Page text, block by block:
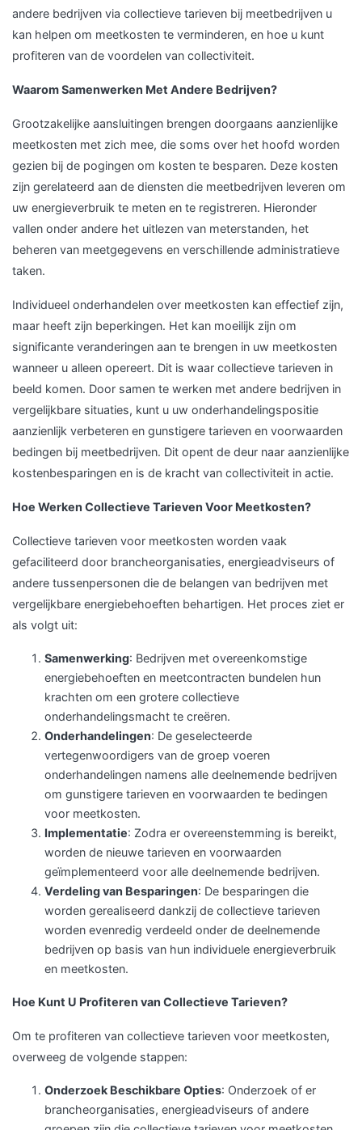
andere bedrijven via collectieve tarieven bij meetbedrijven u
kan helpen om meetkosten te verminderen, en hoe u kunt
profiteren van de voordelen van collectiviteit.
Waarom Samenwerken Met Andere Bedrijven?
Grootzakelijke aansluitingen brengen doorgaans aanzienlijke
meetkosten met zich mee, die soms over het hoofd worden
gezien bij de pogingen om kosten te besparen. Deze kosten
zijn gerelateerd aan de diensten die meetbedrijven leveren om
uw energieverbruik te meten en te registreren. Hieronder
vallen onder andere het uitlezen van meterstanden, het
beheren van meetgegevens en verschillende administratieve
taken.
Individueel onderhandelen over meetkosten kan effectief zijn,
maar heeft zijn beperkingen. Het kan moeilijk zijn om
significante veranderingen aan te brengen in uw meetkosten
wanneer u alleen opereert. Dit is waar collectieve tarieven in
beeld komen. Door samen te werken met andere bedrijven in
vergelijkbare situaties, kunt u uw onderhandelingspositie
aanzienlijk verbeteren en gunstigere tarieven en voorwaarden
bedingen bij meetbedrijven. Dit opent de deur naar aanzienlijke
kostenbesparingen en is de kracht van collectiviteit in actie.
Hoe Werken Collectieve Tarieven Voor Meetkosten?
Collectieve tarieven voor meetkosten worden vaak
gefaciliteerd door brancheorganisaties, energieadviseurs of
andere tussenpersonen die de belangen van bedrijven met
vergelijkbare energiebehoeften behartigen. Het proces ziet er
als volgt uit:
Samenwerking: Bedrijven met overeenkomstige
energiebehoeften en meetcontracten bundelen hun
krachten om een grotere collectieve
onderhandelingsmacht te creëren.
Onderhandelingen: De geselecteerde
vertegenwoordigers van de groep voeren
onderhandelingen namens alle deelnemende bedrijven
om gunstigere tarieven en voorwaarden te bedingen
voor meetkosten.
Implementatie: Zodra er overeenstemming is bereikt,
worden de nieuwe tarieven en voorwaarden
geïmplementeerd voor alle deelnemende bedrijven.
Verdeling van Besparingen: De besparingen die
worden gerealiseerd dankzij de collectieve tarieven
worden evenredig verdeeld onder de deelnemende
bedrijven op basis van hun individuele energieverbruik
en meetkosten.
Hoe Kunt U Profiteren van Collectieve Tarieven?
Om te profiteren van collectieve tarieven voor meetkosten,
overweeg de volgende stappen:
Onderzoek Beschikbare Opties: Onderzoek of er
brancheorganisaties, energieadviseurs of andere